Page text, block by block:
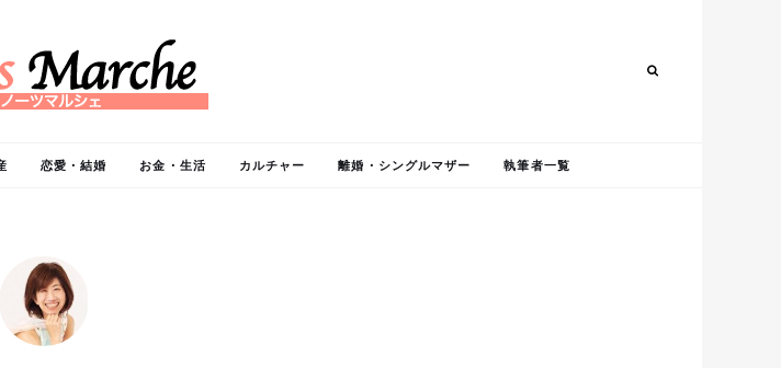
恋愛・結婚 お金・生活 カルチャー 離婚・シングルマザー 執筆者一覧